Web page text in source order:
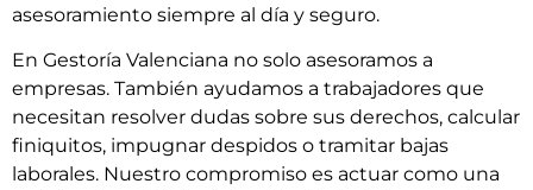
asesoramiento siempre al día y seguro.
En Gestoría Valenciana no solo asesoramos a
empresas. También ayudamos a trabajadores que
necesitan resolver dudas sobre sus derechos, calcular
finiquitos, impugnar despidos o tramitar bajas
laborales. Nuestro compromiso es actuar como una